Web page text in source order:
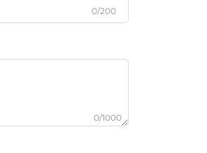
0/200
0/1000